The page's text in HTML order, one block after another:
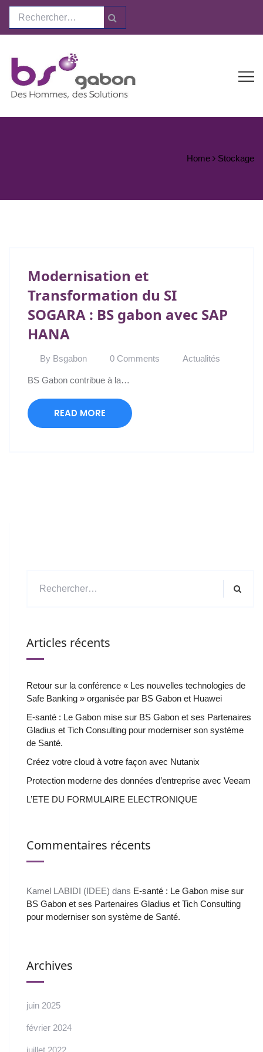
Home Stockage
Modernisation et
Transformation du SI
SOGARA : BS gabon avec SAP
HANA
By Bsgabon 0 Comments Actualités
BS Gabon contribue à la…
READ MORE
Articles récents
Retour sur la conférence « Les nouvelles technologies de
Safe Banking » organisée par BS Gabon et Huawei
E-santé : Le Gabon mise sur BS Gabon et ses Partenaires
Gladius et Tich Consulting pour moderniser son système
de Santé.
Créez votre cloud à votre façon avec Nutanix
Protection moderne des données d’entreprise avec Veeam
L’ETE DU FORMULAIRE ELECTRONIQUE
Commentaires récents
Kamel LABIDI (IDEE) dans E-santé : Le Gabon mise sur
BS Gabon et ses Partenaires Gladius et Tich Consulting
pour moderniser son système de Santé.
Archives
juin 2025
février 2024
juillet 2022